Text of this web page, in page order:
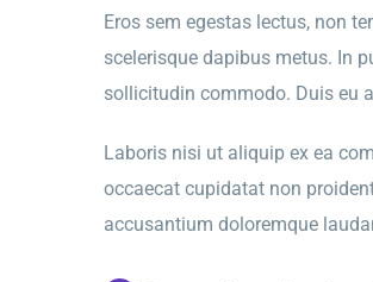
Eros sem egestas lectus, non
scelerisque dapibus metus. In
sollicitudin commodo. Duis eu
Laboris nisi ut aliquip ex ea
occaecat cupidatat non
accusantium doloremque